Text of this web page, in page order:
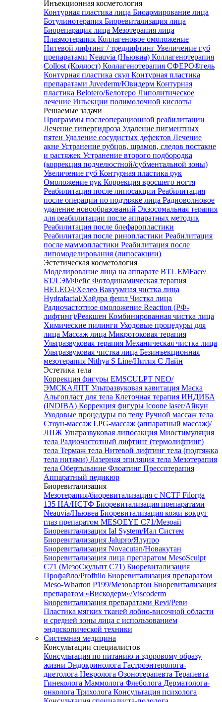
Инъекционная косметология
Контурная пластика лица Биоармирование лица
Ботулинотерапия Биоревитализация лица
Биорепарация лица Мезотерапия лица
Плазмотерапия Коллагеновое омоложение
Нитевой лифтинг / тредлифтинг Увеличение губ
препаратами Neauvia (Ньювиа) Коллагенотерапия
Collost (Коллост) Коллагенотерапия СФЕРО®гель
Контурная пластика скул Контурная пластика
препаратами Juvederm/Ювидерм Контурная
пластика Belotero/Белотеро Липолитическое
лечение Инъекции полимолочной кислоты
Решаемые задачи
Программы послеоперационной реабилитации
Лечение гипергидроза Удаление пигментных
пятен Удаление сосудистых дефектов Лечение
акне Устранение рубцов, шрамов, следов постакне
и растяжек Устранение второго подбородка
(коррекция подчелюстной/субментальной зоны)
Увеличение губ Контурная пластика рук
Омоложение рук Коррекция вросшего ногтя
Реабилитация после липосакции Реабилитация
после операции по подтяжке лица Радиоволновое
удаление новообразований Экзосомальная терапия
для реабилитации после аппаратных методик
Реабилитация после блефаропластики
Реабилитация после ринопластики Реабилитация
после маммопластики Реабилитация после
липомоделирования (липосакции)
Эстетическая косметология
Моделирование лица на аппарате BTL EMFace/
БТЛ ЭМФейс Фотодинамическая терапия
HELEO4/Хелео Вакуумная чистка лица
Hydrafacial/Хайдра фешл Чистка лица
Радиочастотное омоложение Reaction (РФ-
лифтинг)/Реакшен Комбинированная чистка лица
Химические пилинги Уходовые процедуры для
лица Массаж лица Микротоковая терапия
Ультразвуковая терапия Механическая чистка лица
Ультразвуковая чистка лица Безинъекционная
мезотерапия Nithya S Line/Нития С Лайн
Эстетика тела
Коррекция фигуры EMSCULPT NEO/
ЭМСКАЛПТ Ультразвуковая кавитация Маска
Альгопласт для тела Клеточная терапия ИНДИБА
(INDIBA) Коррекция фигуры Icoone laser/Айкун
Уходовые процедуры по телу Ручной массаж тела
Стоун-массаж LPG-массаж (аппаратный массаж)/
ЛПЖ Ультразвуковая липосакция Миостимуляция
тела Радиочастотный лифтинг (термолифтинг)
тела Термаж тела Нитевой лифтинг тела (подтяжка
тела нитями) Лазерная эпиляция тела Мезотерапия
тела Обертывание Флоатинг Прессотерапия
Аппаратный педикюр
Биоревитализация
Мезотерапия/биоревитализация с NCTF Filorga
135 HA/НСТФ Биоревитализация препаратами
Neauvia/Ньювеа Биоревитализация кожи вокруг
глаз препаратом MESOEYE C71/Мезоай
Биоревитализация Ial System/Иал Систем
Биоревитализация Jalupro/Ялупро
Биоревитализация Novacutan/Новакутан
Биоревитализация лица препаратом MesoSculpt
C71 (МезоСкульпт С71) Биоревитализация
Профайло/Profhilo Биоревитализация препаратом
Meso-Wharton P199/Мезовартон Биоревитализация
препаратом «Вискодерм»/Viscoderm
Биоревитализация препаратами Revi/Реви
Пластика мягких тканей лобно-височной области
и средней зоны лица с использованием
эндоскопической техники
Системная медицина
Консультации специалистов
Консультация по питанию и здоровому образу
жизни Эндокринолога Гастроэнтеролога-
диетолога Невролога Озонотерапевта Терапевта
Гинеколога Маммолога Флеболога Дерматолога-
онколога Трихолога Консультация психолога